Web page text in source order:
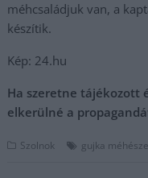
méhcsaládjuk van, a
készítik.
Kép: 24.hu
Ha szeretne tájékozott
elkerülné a
Szolnok gujka